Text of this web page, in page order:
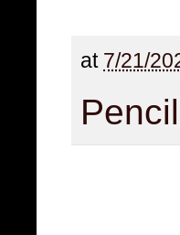
at 7/21/
Pencil